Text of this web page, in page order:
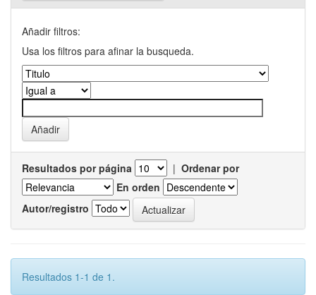
Añadir filtros:
Usa los filtros para afinar la busqueda.
Resultados por página | Ordenar por
En orden
Autor/registro
Resultados 1-1 de 1.